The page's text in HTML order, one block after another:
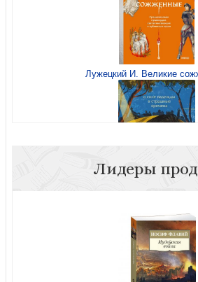
Лужецкий И. Великие
Лидеры